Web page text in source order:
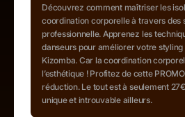
Découvrez comment maîtriser les
coordination corporelle à travers des
professionnelle. Apprenez les
danseurs pour améliorer votre styling
Kizomba. Car la coordination
l’esthétique ! Profitez de cette
réduction. Le tout est à seulement
unique et introuvable ailleurs.